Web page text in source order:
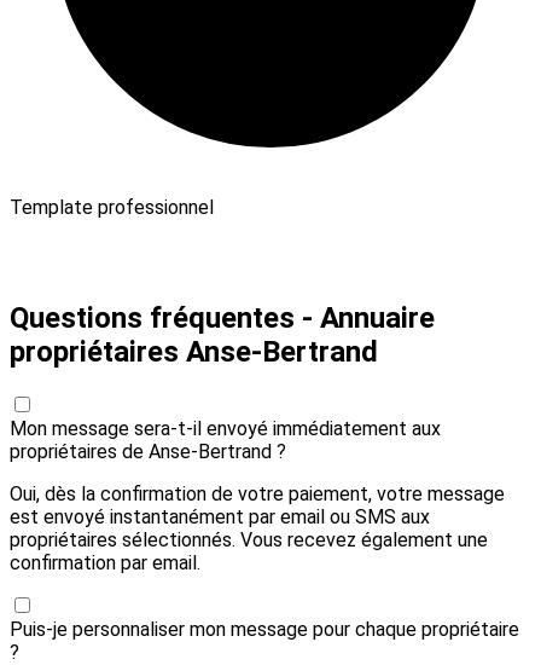
Template professionnel
Questions fréquentes - Annuaire
propriétaires Anse-Bertrand
Mon message sera-t-il envoyé immédiatement aux
propriétaires de Anse-Bertrand ?
Oui, dès la confirmation de votre paiement, votre message
est envoyé instantanément par email ou SMS aux
propriétaires sélectionnés. Vous recevez également une
confirmation par email.
Puis-je personnaliser mon message pour chaque propriétaire
?